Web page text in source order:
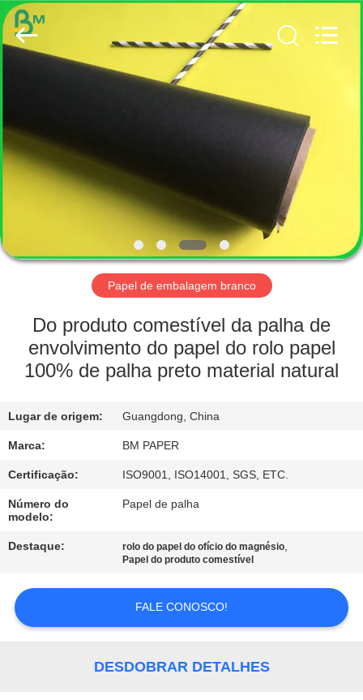
PRODUTOS
SOBRE
EXCURSÃO
FÁBRICA
CONTROLE
QUALIDADE
CONTACTE-
NOS
NOTÍCIA
CASOS
GUANGZHOU
BMPAPER
CO.,
LTD..
All
Papel de embalagem branco
Do produto comestível da palha de
envolvimento do papel do rolo papel
100% de palha preto material natural
Lugar de origem: Guangdong, China
Marca: BM PAPER
Certificação: ISO9001, ISO14001, SGS, ETC.
Número do
modelo:
Papel de palha
Destaque: rolo do papel do ofício do magnésio,
Papel do produto comestível
FALE CONOSCO!
DESDOBRAR DETALHES